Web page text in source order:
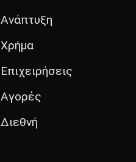
Ανάπτυξη
Χρήμα
Επιχειρήσεις
Αγορές
Διεθνή